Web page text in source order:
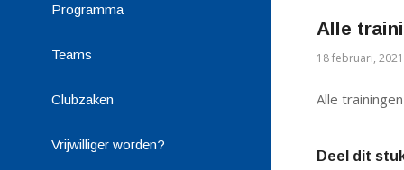
Programma
Teams
Clubzaken
Vrijwilliger worden?
Alle
18 februari, 2021
Alle
Deel dit